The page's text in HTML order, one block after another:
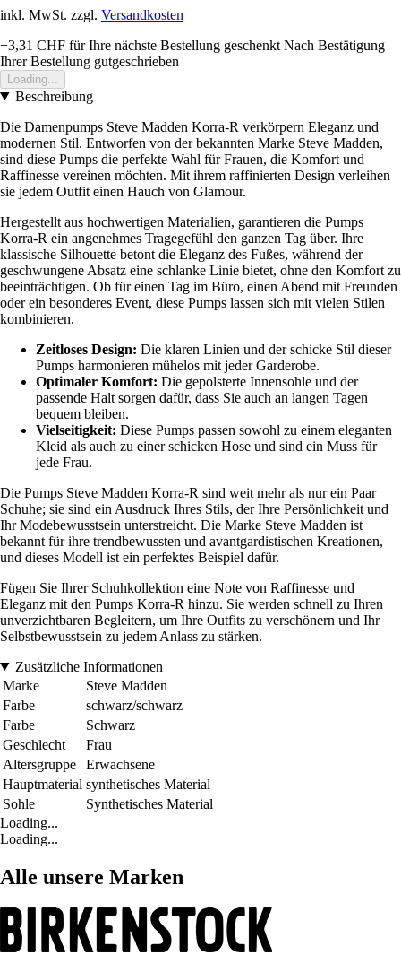
inkl. MwSt. zzgl. Versandkosten
+3,31 CHF für Ihre nächste Bestellung geschenkt Nach Bestätigung
Ihrer Bestellung gutgeschrieben
Loading...
Beschreibung
Die Damenpumps Steve Madden Korra-R verkörpern Eleganz und
modernen Stil. Entworfen von der bekannten Marke Steve Madden,
sind diese Pumps die perfekte Wahl für Frauen, die Komfort und
Raffinesse vereinen möchten. Mit ihrem raffinierten Design verleihen
sie jedem Outfit einen Hauch von Glamour.
Hergestellt aus hochwertigen Materialien, garantieren die Pumps
Korra-R ein angenehmes Tragegefühl den ganzen Tag über. Ihre
klassische Silhouette betont die Eleganz des Fußes, während der
geschwungene Absatz eine schlanke Linie bietet, ohne den Komfort zu
beeinträchtigen. Ob für einen Tag im Büro, einen Abend mit Freunden
oder ein besonderes Event, diese Pumps lassen sich mit vielen Stilen
kombinieren.
Zeitloses Design: Die klaren Linien und der schicke Stil dieser
Pumps harmonieren mühelos mit jeder Garderobe.
Optimaler Komfort: Die gepolsterte Innensohle und der
passende Halt sorgen dafür, dass Sie auch an langen Tagen
bequem bleiben.
Vielseitigkeit: Diese Pumps passen sowohl zu einem eleganten
Kleid als auch zu einer schicken Hose und sind ein Muss für
jede Frau.
Die Pumps Steve Madden Korra-R sind weit mehr als nur ein Paar
Schuhe; sie sind ein Ausdruck Ihres Stils, der Ihre Persönlichkeit und
Ihr Modebewusstsein unterstreicht. Die Marke Steve Madden ist
bekannt für ihre trendbewussten und avantgardistischen Kreationen,
und dieses Modell ist ein perfektes Beispiel dafür.
Fügen Sie Ihrer Schuhkollektion eine Note von Raffinesse und
Eleganz mit den Pumps Korra-R hinzu. Sie werden schnell zu Ihren
unverzichtbaren Begleitern, um Ihre Outfits zu verschönern und Ihr
Selbstbewusstsein zu jedem Anlass zu stärken.
Zusätzliche Informationen
Marke
Steve Madden
Farbe
schwarz/schwarz
Farbe
Schwarz
Geschlecht
Frau
Altersgruppe
Erwachsene
Hauptmaterial synthetisches Material
Sohle
Synthetisches Material
Loading...
Loading...
Alle unsere Marken